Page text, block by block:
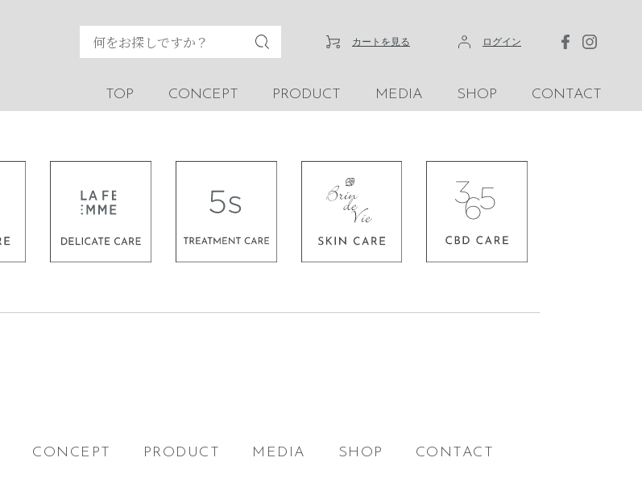
カートを見る ログイン
TOP CONCEPT PRODUCT MEDIA SHOP CONTACT
CONCEPT PRODUCT MEDIA SHOP CONTACT